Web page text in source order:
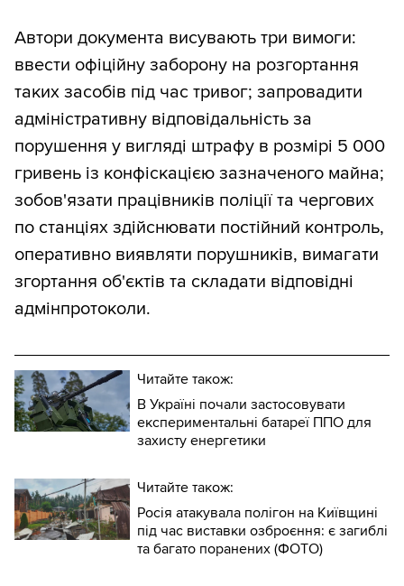
Автори документа висувають три вимоги:
ввести офіційну заборону на розгортання
таких засобів під час тривог; запровадити
адміністративну відповідальність за
порушення у вигляді штрафу в розмірі 5 000
гривень із конфіскацією зазначеного майна;
зобов'язати працівників поліції та чергових
по станціях здійснювати постійний контроль,
оперативно виявляти порушників, вимагати
згортання об'єктів та складати відповідні
адмінпротоколи.
Читайте також:
В Україні почали застосовувати
експериментальні батареї ППО для
захисту енергетики
Читайте також:
Росія атакувала полігон на Київщині
під час виставки озброєння: є загиблі
та багато поранених (ФОТО)